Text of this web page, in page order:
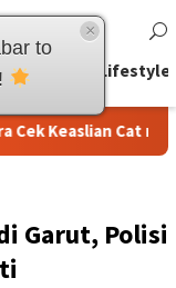
Unik Lifestyle
Cat mobil
Garut, Polisi
to
×